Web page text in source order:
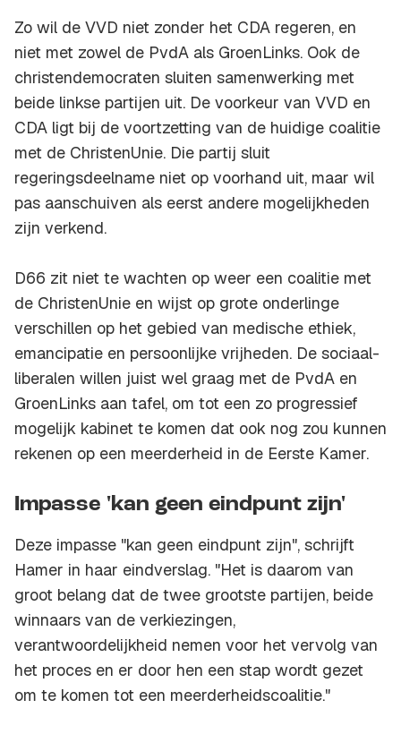
Zo wil de VVD niet zonder het CDA regeren, en
niet met zowel de PvdA als GroenLinks. Ook de
christendemocraten sluiten samenwerking met
beide linkse partijen uit. De voorkeur van VVD en
CDA ligt bij de voortzetting van de huidige coalitie
met de ChristenUnie. Die partij sluit
regeringsdeelname niet op voorhand uit, maar wil
pas aanschuiven als eerst andere mogelijkheden
zijn verkend.
D66 zit niet te wachten op weer een coalitie met
de ChristenUnie en wijst op grote onderlinge
verschillen op het gebied van medische ethiek,
emancipatie en persoonlijke vrijheden. De sociaal-
liberalen willen juist wel graag met de PvdA en
GroenLinks aan tafel, om tot een zo progressief
mogelijk kabinet te komen dat ook nog zou kunnen
rekenen op een meerderheid in de Eerste Kamer.
Impasse 'kan geen eindpunt zijn'
Deze impasse "kan geen eindpunt zijn", schrijft
Hamer in haar eindverslag. "Het is daarom van
groot belang dat de twee grootste partijen, beide
winnaars van de verkiezingen,
verantwoordelijkheid nemen voor het vervolg van
het proces en er door hen een stap wordt gezet
om te komen tot een meerderheidscoalitie."